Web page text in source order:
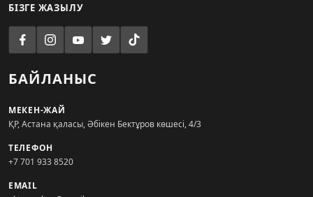
БІЗГЕ ЖАЗЫЛУ
БАЙЛАНЫС
МЕКЕН-ЖАЙ
ҚР, Астана қаласы, Әбікен Бектұров көшесі, 4/3
ТЕЛЕФОН
+7 701 933 8520
EMAIL